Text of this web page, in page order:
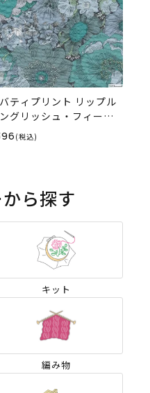
ティプリント リップル
グリッシュ・フィール
04G＞生地 （ホビーラ
ビーレオリジナル）2026
(税込)
ら探す
キット
編み物